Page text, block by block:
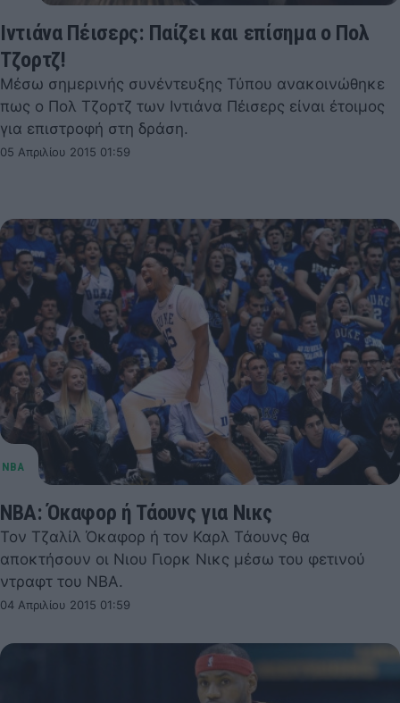
Ιντιάνα Πέισερς: Παίζει και επίσημα ο Πολ
Τζορτζ!
Μέσω σημερινής συνέντευξης Τύπου ανακοινώθηκε
πως ο Πολ Τζορτζ των Ιντιάνα Πέισερς είναι έτοιμος
για επιστροφή στη δράση.
05 Απριλίου 2015 01:59
NBA: Όκαφορ ή Τάουνς για Νικς
Τον Τζαλίλ Όκαφορ ή τον Καρλ Τάουνς θα
αποκτήσουν οι Νιου Γιορκ Νικς μέσω του φετινού
ντραφτ του NBA.
04 Απριλίου 2015 01:59